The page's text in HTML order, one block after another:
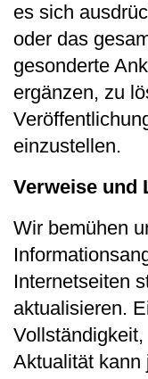
es sich
oder das
gesonderte
ergänzen, zu
einzustellen.
Verweise und
Wir bemühen
Internetseiten
aktualisieren.
Aktualität kann